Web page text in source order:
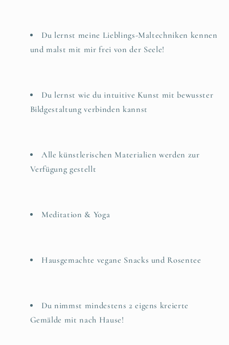
Du lernst meine Lieblings-Maltechniken kennen
und malst mit mir frei von der Seele!
Du lernst wie du intuitive Kunst mit bewusster
Bildgestaltung verbinden kannst
Alle künstlerischen Materialien werden zur
Verfügung gestellt
Meditation & Yoga
Hausgemachte vegane Snacks und Rosentee
Du nimmst mindestens 2 eigens kreierte
Gemälde mit nach Hause!